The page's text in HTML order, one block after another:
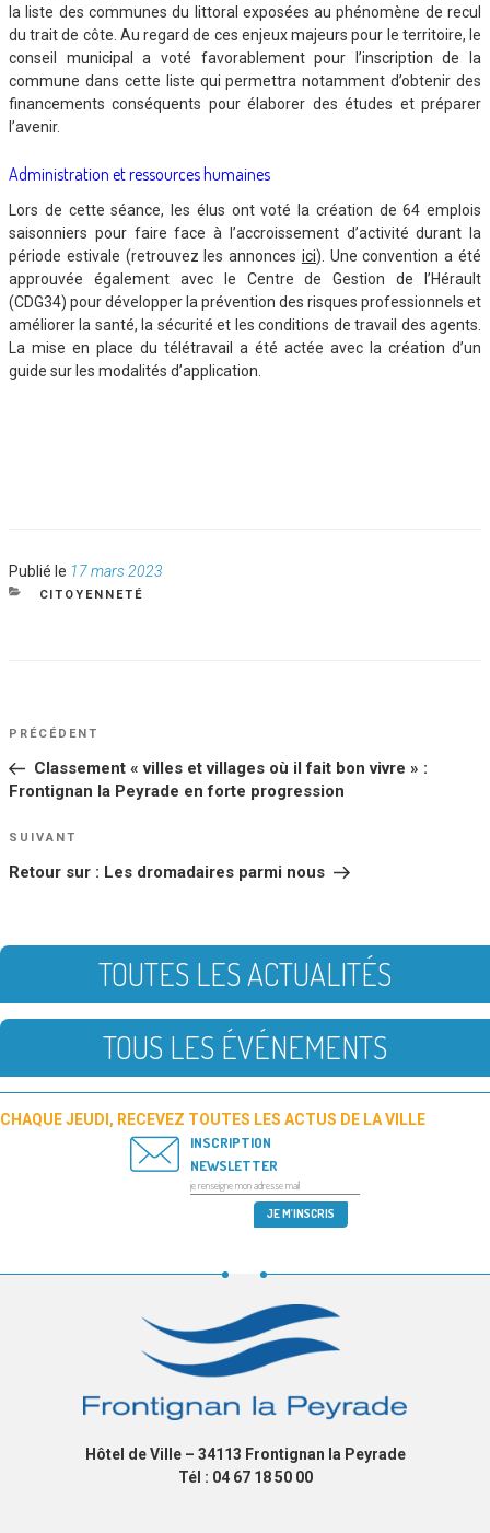
la liste des communes du littoral exposées au phénomène de recul
du trait de côte. Au regard de ces enjeux majeurs pour le territoire, le
conseil municipal a voté favorablement pour l’inscription de la
commune dans cette liste qui permettra notamment d’obtenir des
financements conséquents pour élaborer des études et préparer
l’avenir.
Administration et ressources humaines
Lors de cette séance, les élus ont voté la création de 64 emplois
saisonniers pour faire face à l’accroissement d’activité durant la
période estivale (retrouvez les annonces ici). Une convention a été
approuvée également avec le Centre de Gestion de l’Hérault
(CDG34) pour développer la prévention des risques professionnels et
améliorer la santé, la sécurité et les conditions de travail des agents.
La mise en place du télétravail a été actée avec la création d’un
guide sur les modalités d’application.
Publié le Publié
le
17 mars 2023
CATÉGORIES
CITOYENNETÉ
NAVIGATION
DE
L’ARTICLE
Article
PRÉCÉDENT
Classement « villes et villages où il fait bon vivre » :
Frontignan la Peyrade en forte progression
Article
SUIVANT
Retour sur : Les dromadaires parmi nous
TOUTES LES ACTUALITÉS
TOUS LES ÉVÉNEMENTS
CHAQUE JEUDI, RECEVEZ TOUTES LES ACTUS DE LA VILLE
INSCRIPTION
NEWSLETTER
Hôtel de Ville – 34113 Frontignan la Peyrade
Tél : 04 67 18 50 00